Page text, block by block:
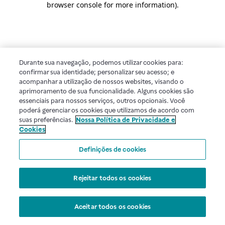
browser console for more information).
Durante sua navegação, podemos utilizar cookies para:
confirmar sua identidade; personalizar seu acesso; e
acompanhar a utilização de nossos websites, visando o
aprimoramento de sua funcionalidade. Alguns cookies são
essenciais para nossos serviços, outros opcionais. Você
poderá gerenciar os cookies que utilizamos de acordo com
suas preferências. Nossa Política de Privacidade e
Cookies
Definições de cookies
Rejeitar todos os cookies
Aceitar todos os cookies